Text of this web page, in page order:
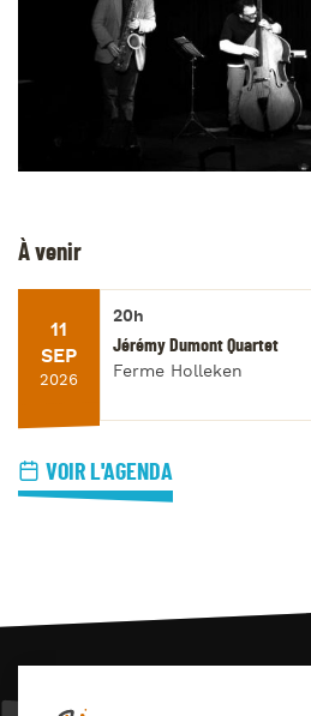
À venir
11
SEP
2026
20h
Jérémy Dumont Quartet
Ferme Holleken
VOIR L'AGENDA
JAZZ